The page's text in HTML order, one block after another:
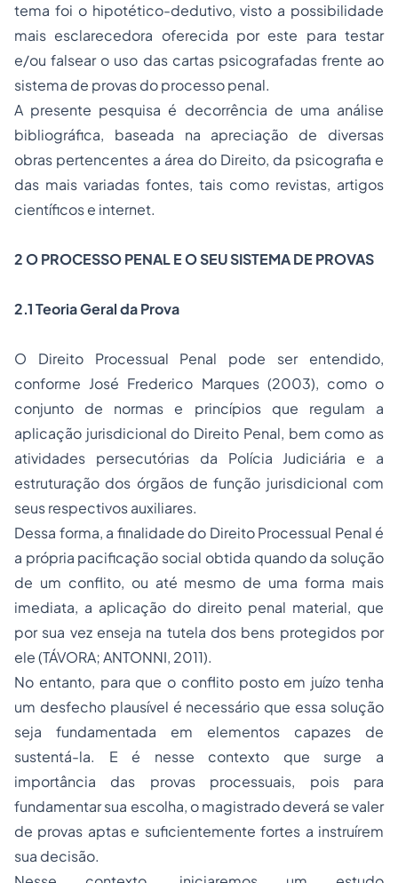
tema foi o hipotético-dedutivo, visto a possibilidade
mais esclarecedora oferecida por este para testar
e/ou falsear o uso das cartas psicografadas frente ao
sistema de provas do processo penal.
A presente pesquisa é decorrência de uma análise
bibliográfica, baseada na apreciação de diversas
obras pertencentes a área do Direito, da psicografia e
das mais variadas fontes, tais como revistas, artigos
científicos e internet.
2 O PROCESSO PENAL E O SEU SISTEMA DE PROVAS
2.1 Teoria Geral da Prova
O Direito Processual Penal pode ser entendido,
conforme José Frederico Marques (2003), como o
conjunto de normas e princípios que regulam a
aplicação jurisdicional do Direito Penal, bem como as
atividades persecutórias da Polícia Judiciária e a
estruturação dos órgãos de função jurisdicional com
seus respectivos auxiliares.
Dessa forma, a finalidade do Direito Processual Penal é
a própria pacificação social obtida quando da solução
de um conflito, ou até mesmo de uma forma mais
imediata, a aplicação do direito penal material, que
por sua vez enseja na tutela dos bens protegidos por
ele (TÁVORA; ANTONNI, 2011).
No entanto, para que o conflito posto em juízo tenha
um desfecho plausível é necessário que essa solução
seja fundamentada em elementos capazes de
sustentá-la. E é nesse contexto que surge a
importância das provas processuais, pois para
fundamentar sua escolha, o magistrado deverá se valer
de provas aptas e suficientemente fortes a instruírem
sua decisão.